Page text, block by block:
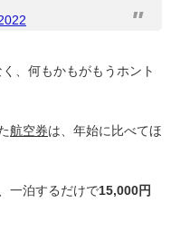
、何もかもがもうホント
航空券は、年始に比べてほ
一泊するだけで15,000円